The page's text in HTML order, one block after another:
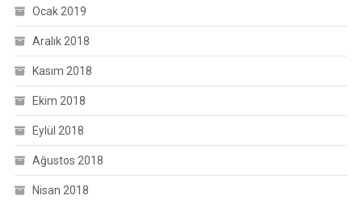
Ocak 2019
Aralık 2018
Kasım 2018
Ekim 2018
Eylül 2018
Ağustos 2018
Nisan 2018